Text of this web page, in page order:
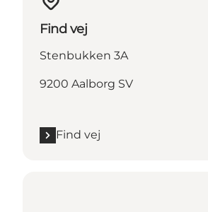
Find vej
Stenbukken 3A
9200 Aalborg SV
Find vej